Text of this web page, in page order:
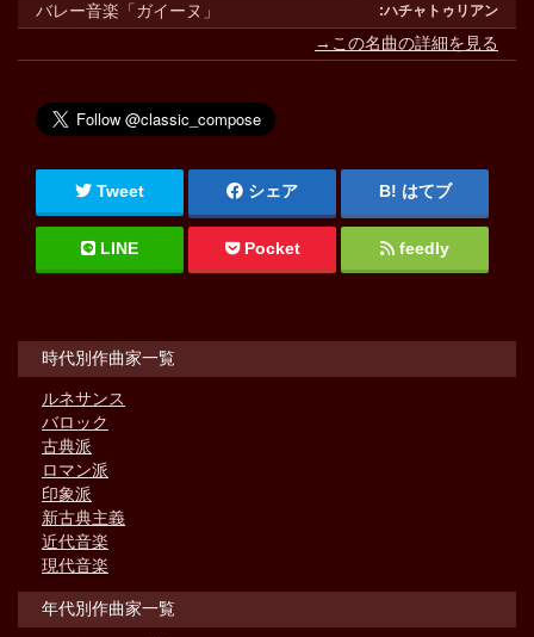
バレー音楽「ガイーヌ」
→この名曲の詳細を見る
Tweet シェア はてブ
LINE Pocket feedly
時代別作曲家一覧
ルネサンス
バロック
古典派
ロマン派
印象派
新古典主義
近代音楽
現代音楽
年代別作曲家一覧